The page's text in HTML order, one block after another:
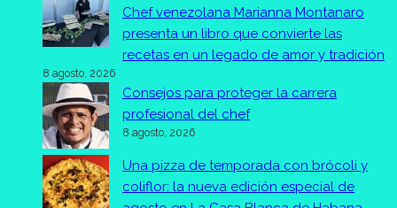
Chef venezolana Marianna Montanaro
presenta un libro que convierte las
recetas en un legado de amor y tradición
8 agosto, 2026
Consejos para proteger la carrera
profesional del chef
8 agosto, 2026
Una pizza de temporada con brócoli y
coliflor: la nueva edición especial de